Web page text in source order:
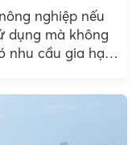
nghiệp nếu
dụng mà không
nhu cầu gia hạn